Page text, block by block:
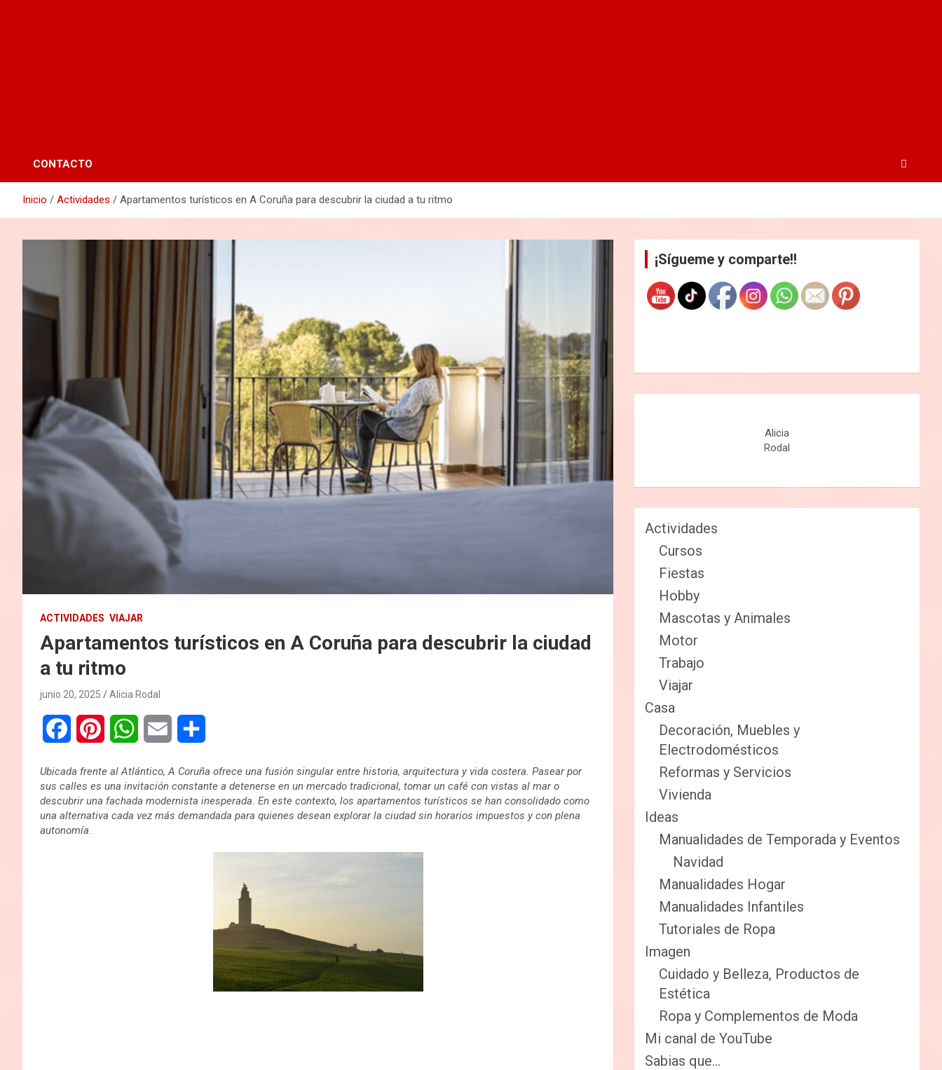
CONTACTO
Inicio Actividades Apartamentos turísticos en A Coruña para descubrir la ciudad a tu ritmo
ACTIVIDADES VIAJAR
Apartamentos turísticos en A Coruña para descubrir la ciudad
a tu ritmo
junio 20, 2025 Alicia Rodal
c
e
n
t
a
t
a
i
m
p
Ubicada frente al Atlántico, A Coruña ofrece una fusión singular entre historia, arquitectura y vida costera. Pasear por
sus calles es una invitación constante a detenerse en un mercado tradicional, tomar un café con vistas al mar o
descubrir una fachada modernista inesperada. En este contexto, los apartamentos turísticos se han consolidado como
una alternativa cada vez más demandada para quienes desean explorar la ciudad sin horarios impuestos y con plena
autonomía.
¡Sígueme y comparte!!
Alicia
Rodal
Actividades
Cursos
Fiestas
Hobby
Mascotas y Animales
Motor
Trabajo
Viajar
Casa
Decoración, Muebles y
Electrodomésticos
Reformas y Servicios
Vivienda
Ideas
Manualidades de Temporada y Eventos
Navidad
Manualidades Hogar
Manualidades Infantiles
Tutoriales de Ropa
Imagen
Cuidado y Belleza, Productos de
Estética
Ropa y Complementos de Moda
Mi canal de YouTube
Sabias que…